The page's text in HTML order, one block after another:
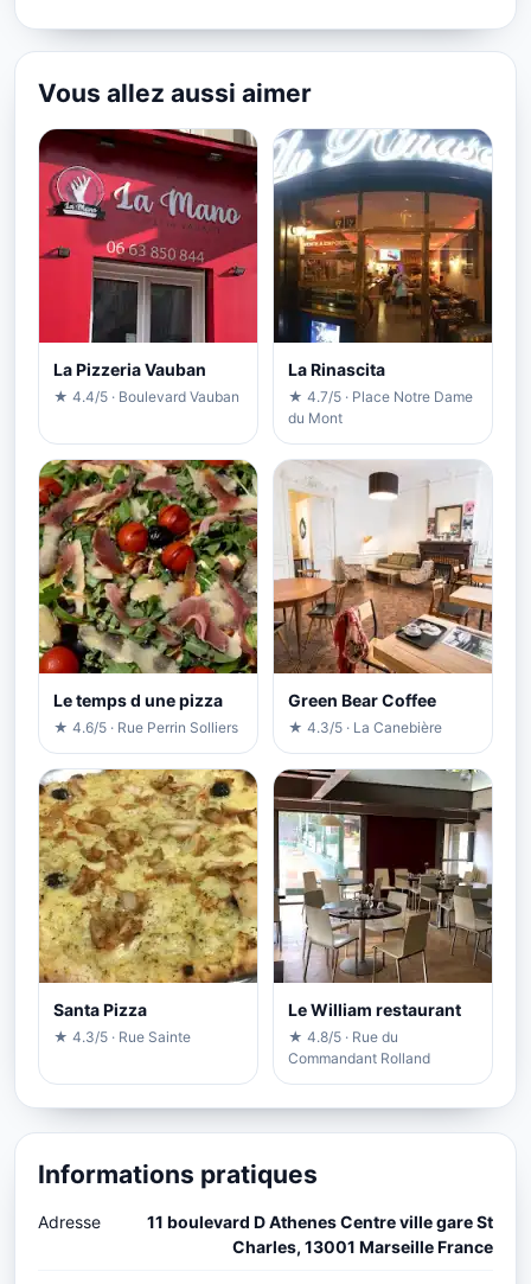
Vous allez aussi aimer
La Pizzeria Vauban
★ 4.4/5 · Boulevard Vauban
La Rinascita
★ 4.7/5 · Place Notre Dame
du Mont
Le temps d une pizza
★ 4.6/5 · Rue Perrin Solliers
Green Bear Coffee
★ 4.3/5 · La Canebière
Santa Pizza
★ 4.3/5 · Rue Sainte
Le William restaurant
★ 4.8/5 · Rue du
Commandant Rolland
Informations pratiques
Adresse
11 boulevard D Athenes Centre ville gare St
Charles, 13001 Marseille France